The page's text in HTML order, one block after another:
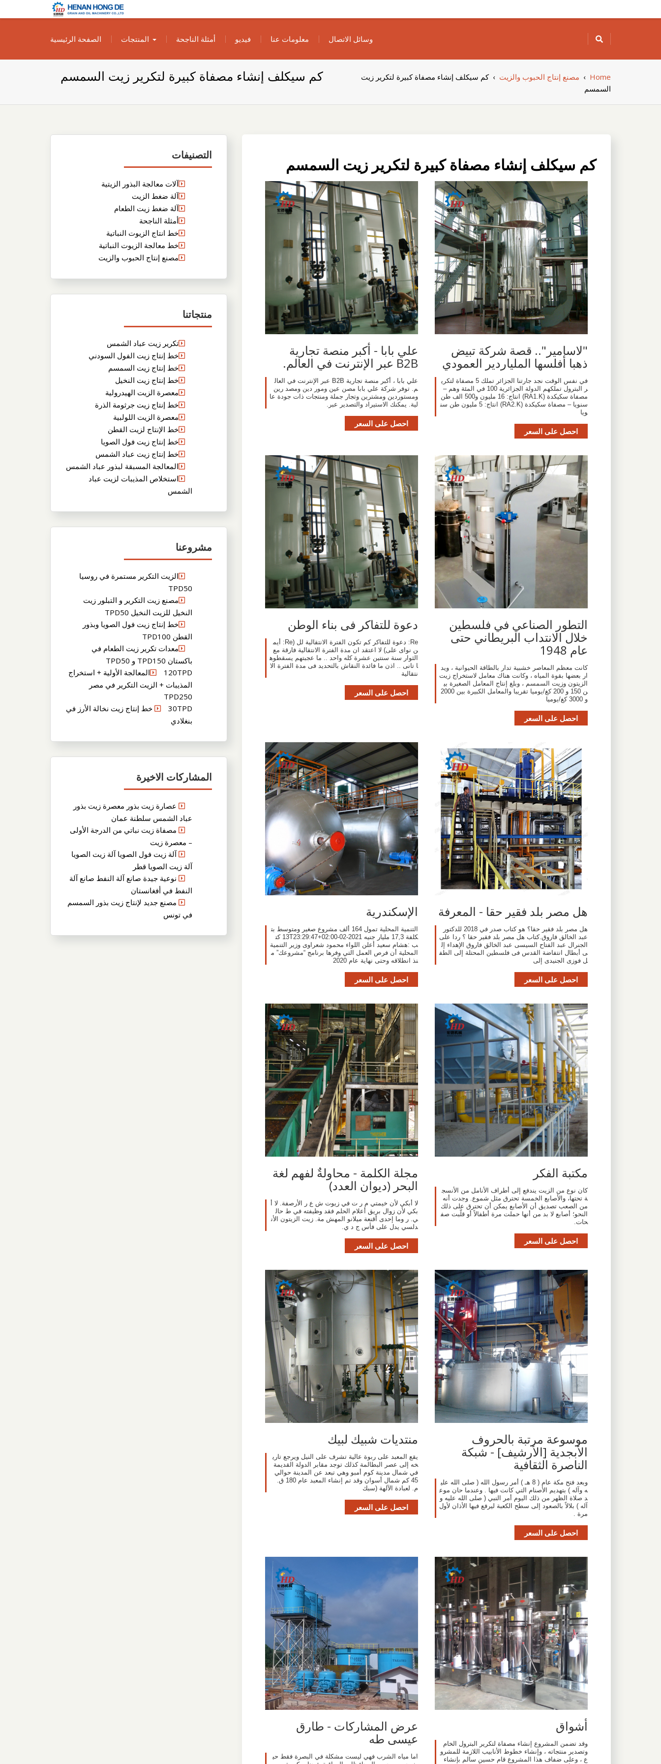
to
الزيوت النباتية
الخاص بك
الصفحة الرئيسية
المنتجات أمثلة الناجحة فيديو معلومات عنا وسائل الاتصال
كم سيكلف إنشاء مصفاة كبيرة لتكرير زيت السمسم Home
› مصنع إنتاج الحبوب والزيت ›كم سيكلف إنشاء مصفاة كبيرة لتكرير زيت
السمسم
التصنيفات
آلات معالجة البذور الزيتية
آلة ضغط الزيت
آلة ضغط زيت الطعام
أمثلة الناجحة
خط انتاج الزيوت النباتية
خط معالجة الزيوت النباتية
مصنع إنتاج الحبوب والزيت
منتجاتنا
تكرير زيت عباد الشمس
خط إنتاج زيت الفول السودني
خط إنتاج زيت السمسم
خط إنتاج زيت النخيل
معصرة الزيت الهيدرولية
خط إنتاج زيت جرثومة الذرة
معصرة الزيت اللولبية
خط الإنتاج لزيت القطن
خط إنتاج زيت فول الصويا
خط إنتاج زيت عباد الشمس
المعالجة المسبقة لبذور عباد الشمس
استخلاص المذيبات لزيت عباد
الشمس
مشروعنا
الزيت التكرير مستمرة في روسيا
TPD50
مصنع زيت التكرير و التبلور زيت
النخيل للزيت النخيل TPD50
خط إنتاج زيت فول الصويا وبذور
القطن TPD100
معدات تكرير زيت الطعام في
باكستان TPD150 و TPD50
120TPDالمعالجة الأولية + استخراج
المذيبات + الزيت التكرير في مصر
TPD250
30TPD خط إنتاج زيت نخالة الأرز في
بنغلادي
المشاركات الاخيرة
عصارة زيت بذور معصرة زيت بذور
عباد الشمس سلطنة عمان
مصفاة زيت نباتي من الدرجة الأولى
– معصرة زيت
آلة زيت فول الصويا آلة زيت الصويا
آلة زيت الصويا قطر
نوعية جيدة صانع آلة النفط صانع آلة
النفط في أفغانستان
مصنع جديد لإنتاج زيت بذور السمسم
في تونس
كم سيكلف إنشاء مصفاة كبيرة لتكرير زيت السمسم
"لاسامير".. قصة شركة تبيض
ذهبا أفلسها الملياردير العمودي
في نفس الوقت نجد جارتنا الجزائر تملك 5 مصفاة لتكري
ر البترول تملكهم الدولة الجزائرية 100 في المئة وهم –
مصفاة سكيكدة (RA1.K) انتاج: 16 مليون و500 الف طن
سنويا – مصفاة سكيكدة (RA2.K) انتاج: 5 مليون طن سن
ويا
احصل على السعر
علي بابا - أكبر منصة تجارية
B2B عبر الإنترنت في العالم.
علي بابا ، أكبر منصة تجارية B2B عبر الإنترنت في العال
م. توفر شركة علي بابا مصن عين ومور دين ومصد رين
ومستوردين ومشترين وتجار جملة ومنتجات ذات جودة عا
لية. يمكنك الاستيراد والتصدير عبر.
احصل على السعر
التطور الصناعي في فلسطين
خلال الانتداب البريطاني حتى
عام 1948
كانت معظم المعاصر خشبية تدار بالطاقة الحيوانية ، ويد
ار بعضها بقوة المياه ، وكانت هناك معامل لاستخراج زيت
الزيتون وزيت السمسم ، وبلغ إنتاج المعامل الصغيرة بي
ن 150 و 200 كغ/يوميا تقريبا والمعامل الكبيرة بين 2000
و 3000 كغ/يوميا
احصل على السعر
دعوة للتفاكر فى بناء الوطن
Re: دعوة للتفاكر كم تكون الفترة الانتقالية لل (Re: أيم
ن نواى على) لا اعتقد ان مدة الفترة الانتقالية فارقة مع
الثوار سنة سنتين عشرة كله واحد .. ما عجبتهم يسقطوه
ا تانى .. اذن ما فائدة النقاش بالتحديد فى مدة الفترة الا
نتقالية
احصل على السعر
هل مصر بلد فقير حقا - المعرفة
هل مصر بلد فقير حقا؟ هو كتاب صدر في 2018 للدكتور
عبد الخالق فاروق.كتاب هل مصر بلد فقير حقا ؟ ردا على
الجنرال عبد الفتاح السيسى عبد الخالق فاروق الإهداء إل
ى أبطال انتفاضة القدس فى فلسطين المحتلة إلى الطف
ل فوزى الجنيدى إلى
احصل على السعر
الإسكندرية
التنمية المحلية تمول 164 ألف مشروع صغير ومتوسط بت
كلفة 17,3 مليار جنيه 2021-02-13T23:29:47+02:00 كت
ب :هشام سعيد أعلن اللواء محمود شعراوى وزير التنمية
المحلية أن فرص العمل التي وفرها برنامج “مشروعك” م
نذ انطلاقه وحتى نهاية عام 2020
احصل على السعر
مكتبة الفكر
كان نوع من الزيت يندفع إلى أطراف الأنامل من الأنسج
ة تحتها، والأصابع الخمسة تحترق مثل شموع. وجدت أنه
من الصعب تصديق أن الأصابع يمكن أن تحترق على ذلك
النحو؛ أصابع لا بد من أنها حملت مرة أطفالاً أو قلّبت صف
حات.
احصل على السعر
مجلة الكلمة - محاولةٌ لفهم لغة
البحر (ديوان العدد)
لا أبكي لأن خيمتي م ر ت في زيوت ش ع ر الأرصفة. لا أ
بكي لأن زوال بريق أعلام الحلم فقد وظيفته في ط حال
ي. ر وما إحدى أقنعة ميلانو المهش مة. زيت الزيتون الأن
دلسي يدل على فأس ج د ي.
احصل على السعر
موسوعة مرتبة بالحروف
الأبجدية [الأرشيف] - شبكة
الناصرة الثقافية
وبعد فتح مكة عام ( 8 هـ ) أمر رسول الله ( صلى الله علي
ه وآله ) بتهديم الأصنام التي كانت فيها . وعندما حان موع
د صلاة الظهر من ذلك اليوم أمر النبي ( صلى الله عليه و
آله ) بلالاً بالصعود إلى سطح الكعبة ليرفع فيها الأذان لأول
مرة .
احصل على السعر
منتديات شبيك لبيك
يقع المعبد على ربوة عالية تشرف على النيل ويرجع تاري
خه إلى عصر البطالمة كذلك توجد مقابر الدولة القديمة
في شمال مدينة كوم أمبو وهي تبعد عن المدينة حوالي
45 كم شمال أسوان وقد تم إنشاء المعبد عام 180 ق.
م. لعبادة الآلهة (سبك
احصل على السعر
أشواق
وقد تضمن المشروع إنشاء مصفاة لتكرير البترول الخام
وتصدير منتجاته ، وإنشاء خطوط الأنابيب اللازمة للمشرو
ع ، وعلى ضفاف هذا المشروع قام حسين سالم بإنشاء
عرض المشاركات - طارق
عيسى طه
اما مياه الشرب فهي ليست مشكلة في البصرة فقط حي